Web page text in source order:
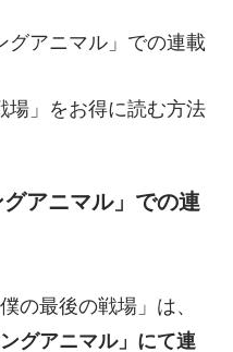
グアニマル」での連載
場」をお得に読む方法
アニマル」での連
の最後の戦場」は、
グアニマル」にて連